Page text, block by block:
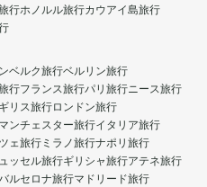
行ホノルル旅行カウアイ島旅行
ベルク旅行ベルリン旅行
行フランス旅行パリ旅行ニース旅行
リス旅行ロンドン旅行
マンチェスター旅行イタリア旅行
ェ旅行 ミラノ旅行ナポリ旅行
ッセル旅行ギリシャ旅行アテネ旅行
ルセロナ旅行マドリード旅行